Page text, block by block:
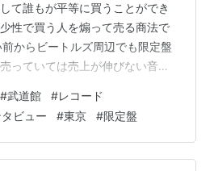
て誰もが平等に買うことができ
性で買う人を煽って売る商法で
からビートルズ周辺でも限定盤
っていては売上が伸びない音楽
でもオフィシャルショップ
）が原宿で期間限定開催する
周年記念 ポップ・アップ・スト
エローサブマリン c/w エリナー
#武道館 #レコード
ビュー #東京 #限定盤